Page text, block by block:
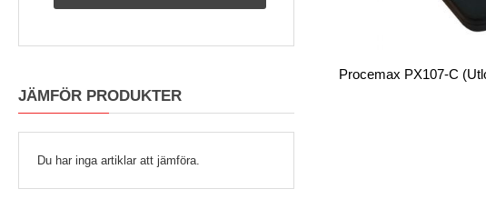
JÄMFÖR PRODUKTER
Du har inga artiklar att jämföra.